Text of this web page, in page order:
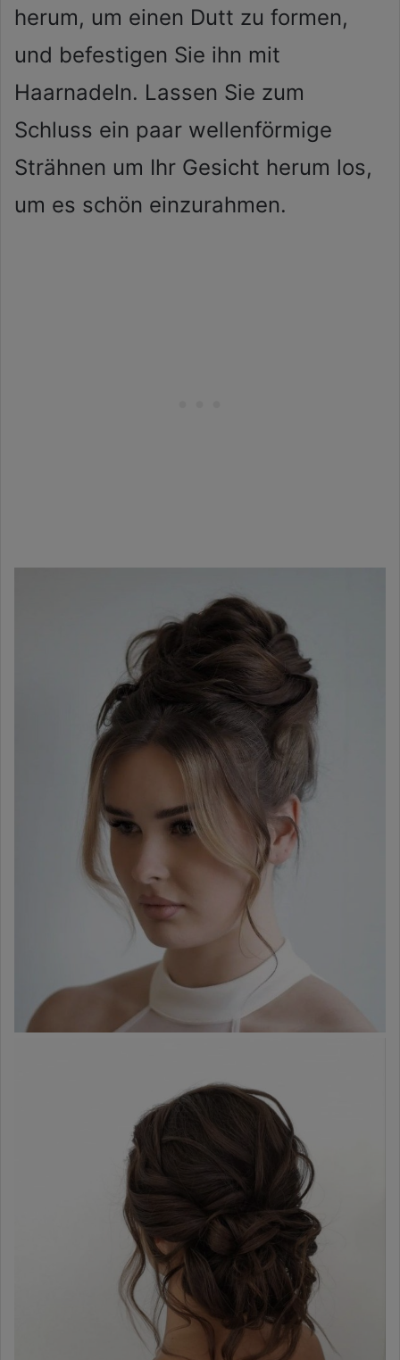
herum, um einen Dutt zu formen,
und befestigen Sie ihn mit
Haarnadeln. Lassen Sie zum
Schluss ein paar wellenförmige
Strähnen um Ihr Gesicht herum los,
um es schön einzurahmen.